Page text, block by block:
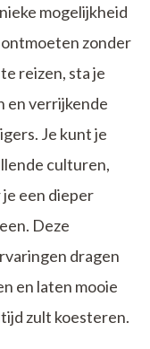
mogelijkheid
zonder
reizen, sta je
en verrijkende
Je kunt je
culturen,
een dieper
Deze
dragen
en laten mooie
zult koesteren.